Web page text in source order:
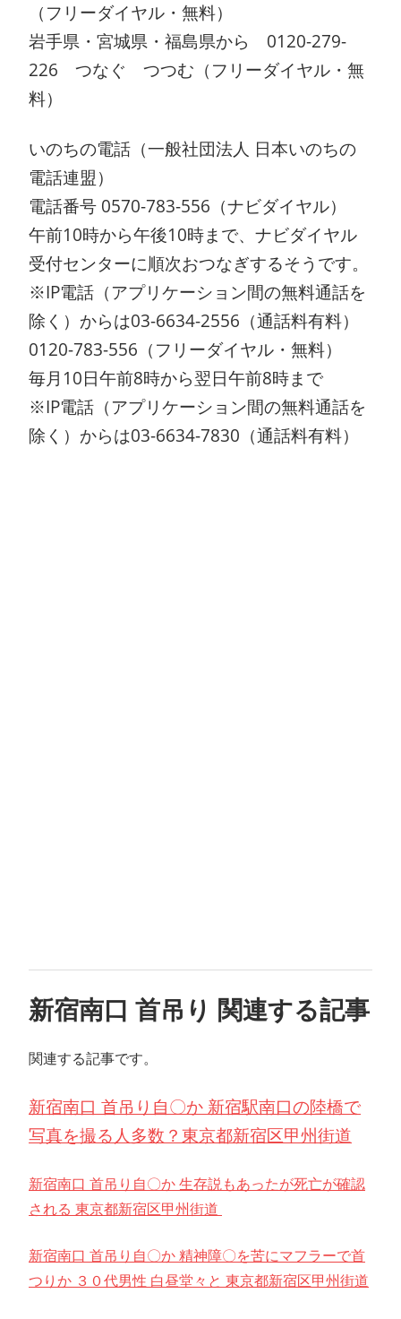
（フリーダイヤル・無料）
岩手県・宮城県・福島県から 0120-279-
226 つなぐ つつむ（フリーダイヤル・無
料）
いのちの電話（一般社団法人 日本いのちの
電話連盟）
電話番号 0570-783-556（ナビダイヤル）
午前10時から午後10時まで、ナビダイヤル
受付センターに順次おつなぎするそうです。
※IP電話（アプリケーション間の無料通話を
除く）からは03-6634-2556（通話料有料）
0120-783-556（フリーダイヤル・無料）
毎月10日午前8時から翌日午前8時まで
※IP電話（アプリケーション間の無料通話を
除く）からは03-6634-7830（通話料有料）
新宿南口 首吊り 関連する記事
関連する記事です。
新宿南口 首吊り自〇か 新宿駅南口の陸橋で
写真を撮る人多数？東京都新宿区甲州街道
新宿南口 首吊り自〇か 生存説もあったが死亡が確認
される 東京都新宿区甲州街道
新宿南口 首吊り自〇か 精神障〇を苦にマフラーで首
つりか ３０代男性 白昼堂々と 東京都新宿区甲州街道